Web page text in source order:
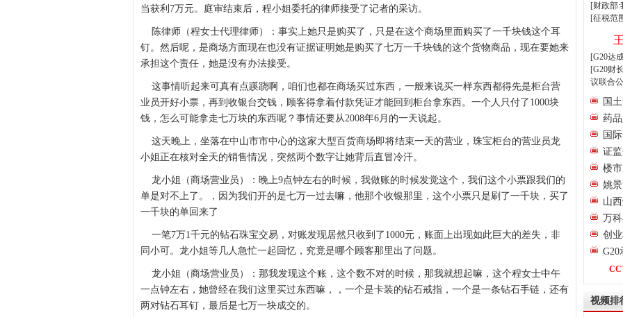
当获利7万元。庭审结束后，程小姐委托的律师接受了记者的采访。
陈律师（程女士代理律师）：事实上她只是购买了，只是在这个商场里面购买了一千块钱这个耳
钉。然后呢，是商场方面现在也没有证据证明她是购买了七万一千块钱的这个货物商品，现在要她来
承担这个责任，她是没有办法接受。
这事情听起来可真有点蹊跷啊，咱们也都在商场买过东西，一般来说买一样东西都得先是柜台营
业员开好小票，再到收银台交钱，顾客得拿着付款凭证才能回到柜台拿东西。一个人只付了1000块
钱，怎么可能拿走七万块的东西呢？事情还要从2008年6月的一天说起。
这天晚上，坐落在中山市市中心的这家大型百货商场即将结束一天的营业，珠宝柜台的营业员龙
小姐正在核对全天的销售情况，突然两个数字让她背后直冒冷汗。
龙小姐（商场营业员）：晚上9点钟左右的时候，我做账的时候发觉这个，我们这个小票跟我们的
单是对不上了。，因为我们开的是七万一过去嘛，他那个收银那里，这个小票只是刷了一千块，买了
一千块的单回来了
一笔7万1千元的钻石珠宝交易，对账发现居然只收到了1000元，账面上出现如此巨大的差失，非
同小可。龙小姐等几人急忙一起回忆，究竟是哪个顾客那里出了问题。
龙小姐（商场营业员）：那我发现这个账，这个数不对的时候，那我就想起嘛，这个程女士中午
一点钟左右，她曾经在我们这里买过东西嘛，，一个是卡装的钻石戒指，一个是一条钻石手链，还有
两对钻石耳钉，最后是七万一块成交的。
[财政部:
[征税范
[G20达
[G20财
议联合
国
药
国
证
楼
姚
山
万
创
G20
视频排